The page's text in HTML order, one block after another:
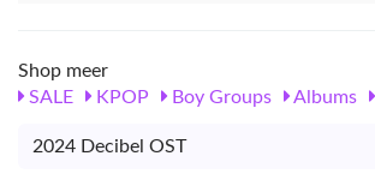
Shop meer
SALE
KPOP Boy Groups Albums
2024 Decibel OST